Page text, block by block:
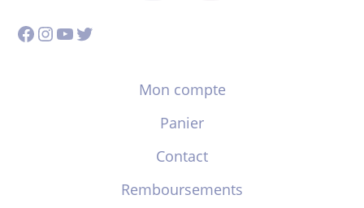
Facebook
Instagram
YouTube
Twitter
Mon compte
Panier
Contact
Remboursements